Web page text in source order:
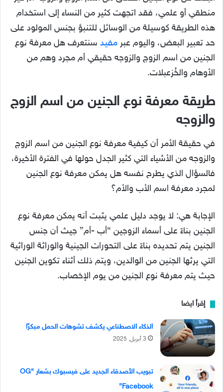
منطقي أو علمي، فقد اتجهت كثير من النساء إلى استخدام
هذه الطريقة كوسيلة من الوسائل للتنبؤ بجنس المولود على
حد تعبير البعض، واليوم عبر مفيد سنتعرف هل معرفة نوع
الجنين من اسم الزوج والزوجه حقيقي أم مجرد وهم من
الأوهام والخُزعبلات.
طريقة معرفة نوع الجنين من اسم الزوج
والزوجه
في حقيقة الأمر أن كيفية معرفة نوع الجنين من اسم الزوج
والزوجه من الأشياء التي كثير الجدل حولها في الفترة الأخيرة،
فالسؤال الذي يطرح نفسه هل يمكن معرفة نوع الجنين
لمجرد معرفة اسم الأب والأم؟
الإجابة هي: لا يوجد دليل علمي يثبت أنه يمكن معرفة نوع
الجنين بناءً على أسماء الزوجين “أب -أم” جيث أن جنس
الجنين يتم تحديده بناءً على التحورات الجينية والوراثة الوراثية
التي يرثها الجنين من الوالدين، ويتم ذلك أثناء تكوين الجنين
حيث يتم معرفة نوع الجنين من يوم الإخصاب.
إقرأ ايضا
الذكاء الاصطناعي يكشف تشوهات الحمل مبكرًا
3 أبريل, 2025
تبويب الأصدقاء الجديد على فيسبوك بشعار “OG
Facebook”